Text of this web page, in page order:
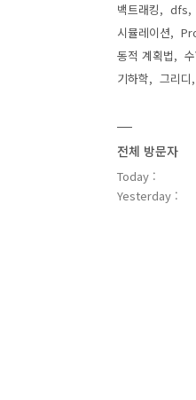
백트래킹
dfs
시뮬레이션
동적 계획법
기하학
그리디
전체 방문자
Today :
Yesterday :